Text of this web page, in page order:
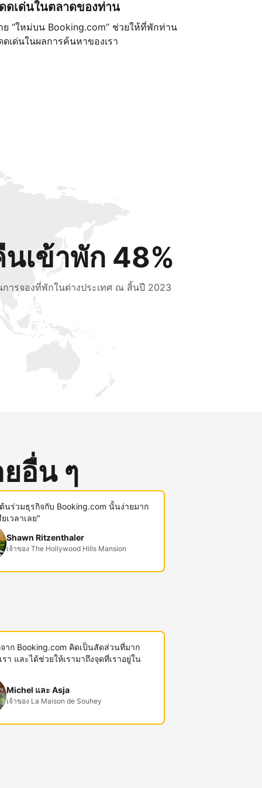
ดเด่นในตลาดของท่าน
ย “ใหม่บน Booking.com” ช่วยให้ที่พักท่าน
ดเด่นในผลการค้นหาของเรา
เข้าพัก 48%
การจองที่พักในต่างประเทศ ณ สิ้นปี 2023
อื่น ๆ
นร่วมธุรกิจกับ Booking.com นั้นง่ายมาก
เวลาเลย"
Shawn Ritzenthaler
เจ้าของ The Hollywood Hills Mansion
าก Booking.com คิดเป็นสัดส่วนที่มาก
า และได้ช่วยให้เรามาถึงจุดที่เราอยู่ใน
Michel และ Asja
เจ้าของ La Maison de Souhey